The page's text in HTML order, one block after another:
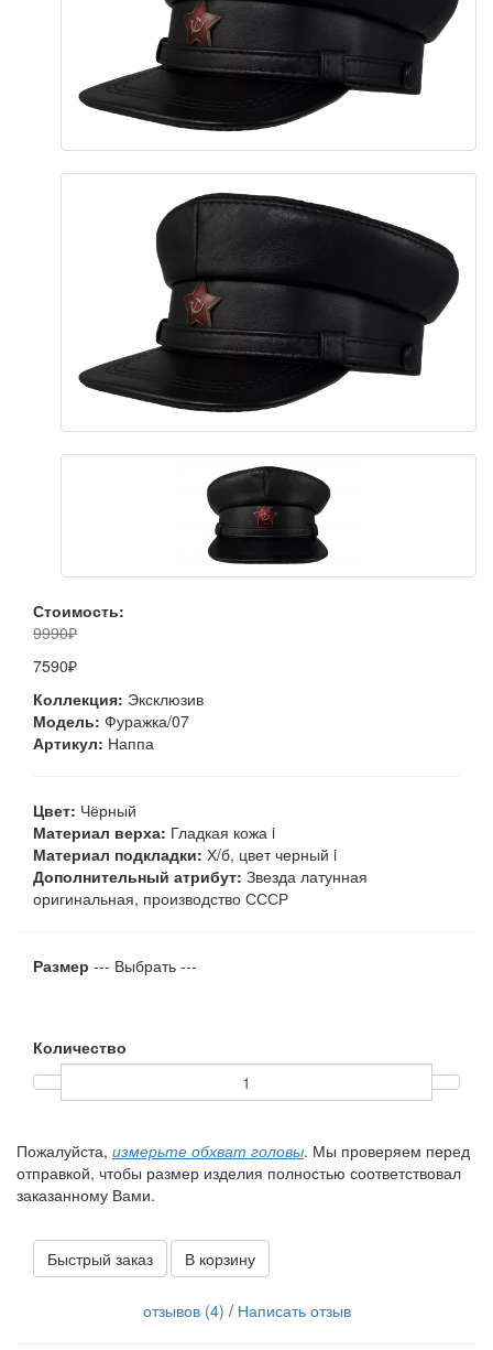
Стоимость:
9990₽
7590₽
Коллекция: Эксклюзив
Модель: Фуражка/07
Артикул: Наппа
Цвет: Чёрный
Материал верха: Гладкая кожа i
Материал подкладки: Х/б, цвет черный i
Дополнительный атрибут: Звезда латунная
оригинальная, производство СССР
Размер --- Выбрать ---
Количество
Пожалуйста, измерьте обхват головы. Мы проверяем перед
отправкой, чтобы размер изделия полностью соответствовал
заказанному Вами.
Быстрый заказ В корзину
отзывов (4) / Написать отзыв